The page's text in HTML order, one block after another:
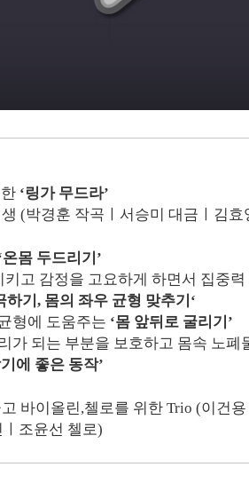
‘링가 무드라’
(박경훈 작곡ㅣ서승미 대금ㅣ김효
온몸 두드리기’
키고 감정을 고요하게 하면서 집중
하기, 몸의 좌우 균형 맞추기 ‘
형에 도움주는 ‘몸 앞뒤로 굴리기’
가 되는 부분을 보호하고 몸속 노폐
에 좋은 동작’
바이올린,첼로를 위한 Trio (이건
ㅣ조윤선 첼로)